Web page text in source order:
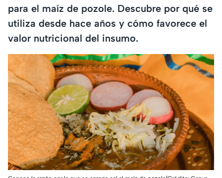
para el maíz de pozole. Descubre por qué se
utiliza desde hace años y cómo favorece el
valor nutricional del insumo.